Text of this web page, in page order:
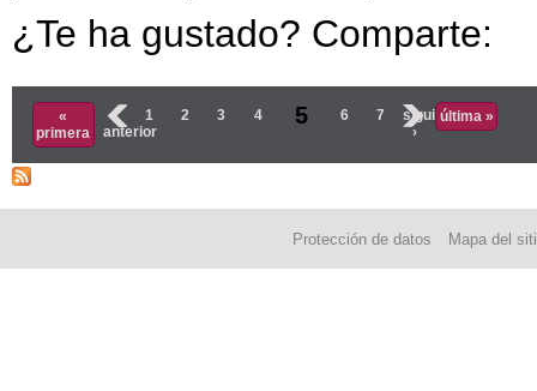
¿Te ha gustado? Comparte:
Páginas
«
primera
‹
anterior
1 2 3 4 5 6 7
siguiente
›
última »
Protección de datos Mapa del